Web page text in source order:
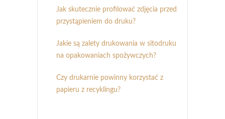
Jak skutecznie profilować zdjęcia przed
przystąpieniem do druku?
Jakie są zalety drukowania w sitodruku
na opakowaniach spożywczych?
Czy drukarnie powinny korzystać z
papieru z recyklingu?